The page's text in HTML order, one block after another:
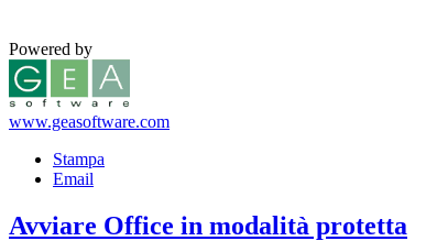
Powered by
www.geasoftware.com
Stampa
Email
Avviare Office in modalità protetta